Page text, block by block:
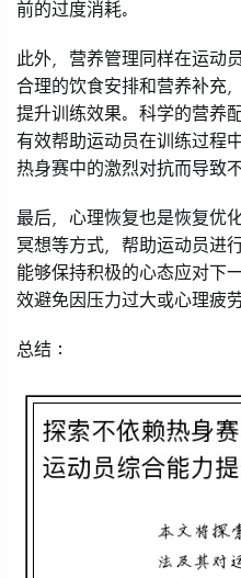
前的过度消耗。
此外，营养管理同样在运动
合理的饮食安排和营养补充
提升训练效果。科学的营养
有效帮助运动员在训练过程
热身赛中的激烈对抗而导致
最后，心理恢复也是恢复优
冥想等方式，帮助运动员进
能够保持积极的心态应对下
效避免因压力过大或心理疲
总结：